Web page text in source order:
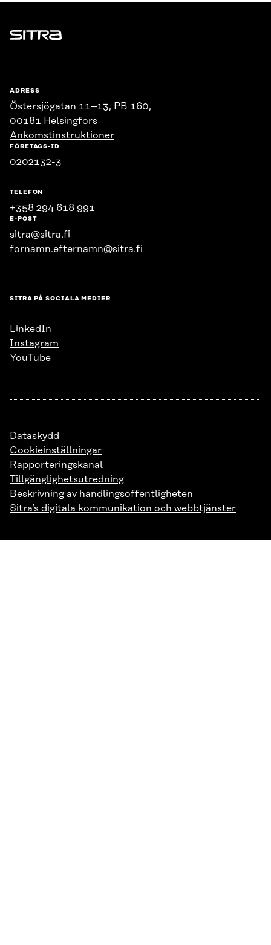
Sitra
ADRESS
Östersjögatan 11–13, PB 160,
00181 Helsingfors
Ankomstinstruktioner
FÖRETAGS-ID
0202132-3
TELEFON
+358 294 618 991
E-POST
sitra@sitra.fi
fornamn.efternamn@sitra.fi
SITRA PÅ SOCIALA MEDIER
LinkedIn
Instagram
YouTube
Dataskydd
Cookieinställningar
Rapporteringskanal
Tillgänglighetsutredning
Beskrivning av handlingsoffentligheten
Sitra’s digitala kommunikation och webbtjänster